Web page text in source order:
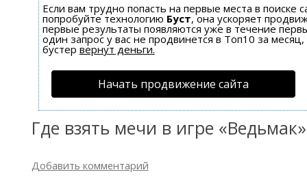
Если вам трудно попасть на первые места в поиске
попробуйте технологию Буст, она ускоряет
первые результаты появляются уже в течение
один запрос у вас не продвинется в Топ10 за
бустер вернут деньги.
Начать продвижение сайта
Где взять мечи в игре «Ведьмак»
Добавить комментарий